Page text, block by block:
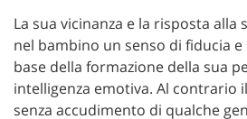
La sua vicinanza e la risposta alla
nel bambino un senso di fiducia e
base della formazione della sua
intelligenza emotiva. Al contrario
senza accudimento di qualche